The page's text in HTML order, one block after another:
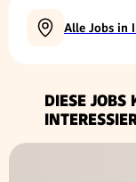
Alle Jobs in
DIESE JOBS